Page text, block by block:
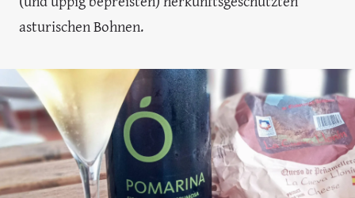
asturischen Bohnen.